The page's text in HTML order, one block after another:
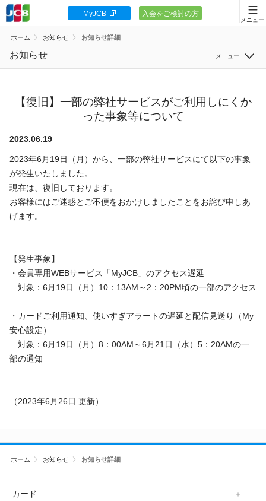
会員向け情報
JCBカードの基本
ポイント・優待
安全・安心
お客様サポート
ギフトカードなど
法人のお客様
加盟店のお客様
企業サイト
入会をご検討の方
MyJCB
ホーム お知らせ お知らせ詳細
お知らせ
サービス
セキュリティ
その他
【復旧】一部の弊社サービスがご利用しにくか
った事象等について
2023.06.19
2023年6月19日（月）から、一部の弊社サービスにて以下の事象
が発生いたしました。
現在は、復旧しております。
お客様にはご迷惑とご不便をおかけしましたことをお詫び申しあ
げます。
【発生事象】
・会員専用WEBサービス「MyJCB」のアクセス遅延
対象：6月19日（月）10：13AM～2：20PM頃の一部のアクセス
・カードご利用通知、使いすぎアラートの遅延と配信見送り（My
安心設定）
対象：6月19日（月）8：00AM～6月21日（水）5：20AMの一
部の通知
（2023年6月26日 更新）
ホーム お知らせ お知らせ詳細
カード